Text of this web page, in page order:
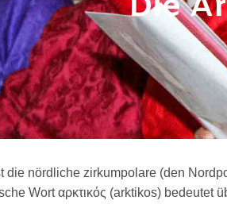
die nördliche zirkumpolare (den
Wort αρκτικός (arktikos) bedeutet